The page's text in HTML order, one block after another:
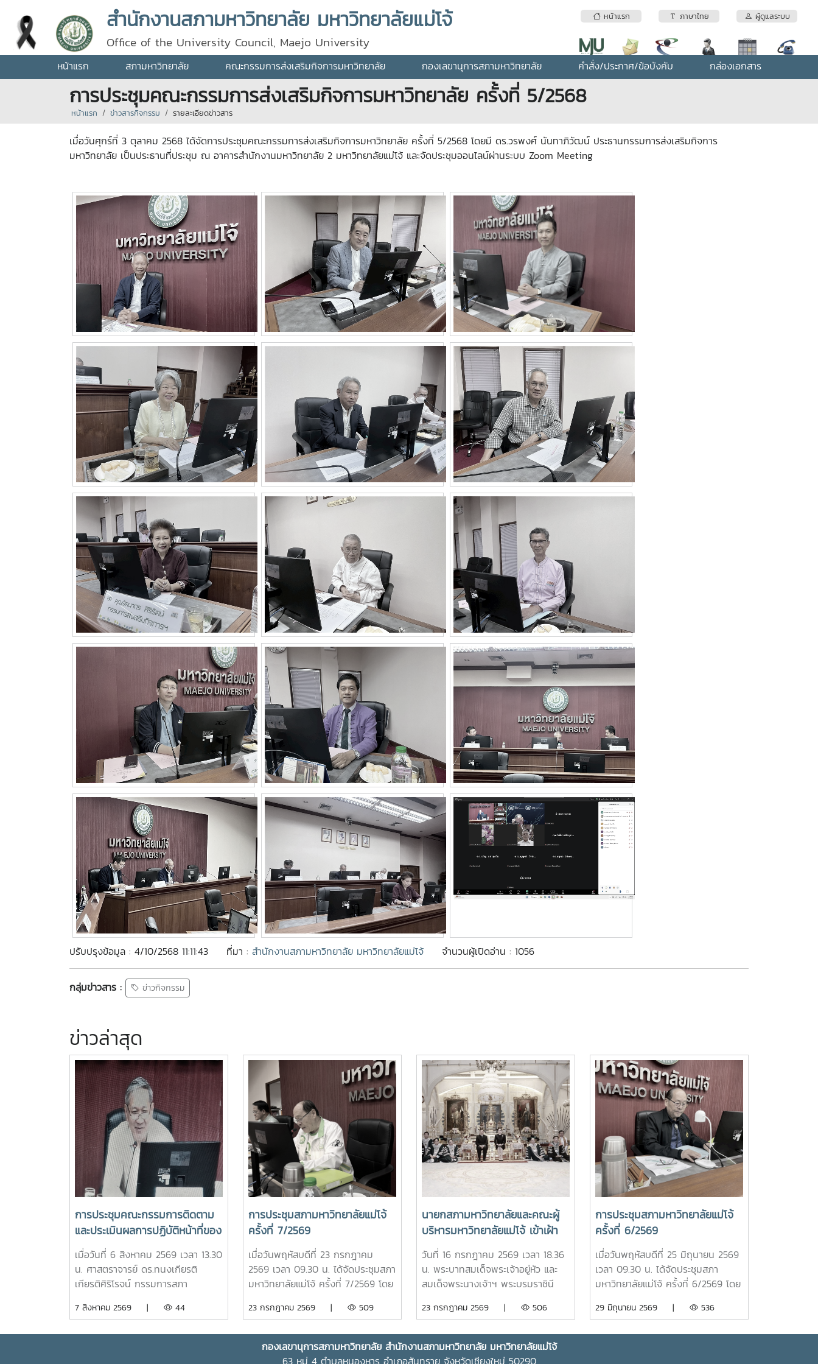
หน้าแรก ภาษาไทย ผู้ดูแลระบบ
สำนักงานสภามหาวิทยาลัย มหาวิทยาลัยแม่โจ้
Office of the University Council, Maejo University
หน้าแรก สภามหาวิทยาลัย คณะกรรมการส่งเสริมกิจการมหาวิทยาลัย กองเลขานุการสภามหาวิทยาลัย คำสั่ง/ประกาศ/ข้อบังคับ กล่องเอกสาร
การประชุมคณะกรรมการส่งเสริมกิจการมหาวิทยาลัย ครั้งที่ 5/2568
หน้าแรก ข่าวสารกิจกรรม รายละเอียดข่าวสาร
เมื่อวันศุกร์ที่ 3 ตุลาคม 2568 ได้จัดการประชุมคณะกรรมการส่งเสริมกิจการมหาวิทยาลัย ครั้งที่ 5/2568 โดยมี ดร.วรพงศ์ นันทาภิวัฒน์ ประธานกรรมการส่งเสริมกิจการ
มหาวิทยาลัย เป็นประธานที่ประชุม ณ อาคารสำนักงานมหาวิทยาลัย 2 มหาวิทยาลัยแม่โจ้ และจัดประชุมออนไลน์ผ่านระบบ Zoom Meeting
ปรับปรุงข้อมูล : 4/10/2568 11:11:43 ที่มา : สำนักงานสภามหาวิทยาลัย มหาวิทยาลัยแม่โจ้ จำนวนผู้เปิดอ่าน : 1056
กลุ่มข่าวสาร : ข่าวกิจกรรม
ข่าวล่าสุด
การประชุมคณะกรรมการติดตาม
และประเมินผลการปฏิบัติหน้าที่ของ
หัวหน้าส่วนงาน ประจำ
ปีงบประมาณ พ.ศ. 2569 ครั้งที่
3/2569
เมื่อวันที่ 6 สิงหาคม 2569 เวลา 13.30
น. ศาสตราจารย์ ดร.ทนงเกียรติ
เกียรติศิริโรจน์ กรรมการสภา
ประธานกรรมการติดตามและประเมิน
7 สิงหาคม 2569 | 44
การประชุมสภามหาวิทยาลัยแม่โจ้
ครั้งที่ 7/2569
เมื่อวันพฤหัสบดีที่ 23 กรกฎาคม
2569 เวลา 09.30 น. ได้จัดประชุมสภา
มหาวิทยาลัยแม่โจ้ ครั้งที่ 7/2569 โดย
นิช นายกสภามหาวิทยาลัยแม่โจ้ เป็น
มหาวิทยาลัย ชั้น 5 อาคารสำนักงาน
มหาวิทยาลัย 2 มหาวิทยาลัยแม่โจ้ และ
23 กรกฎาคม 2569 | 509
นายกสภามหาวิทยาลัยและคณะผู้
บริหารมหาวิทยาลัยแม่โจ้ เข้าเฝ้า
ทูลละอองธุลีพระบาท ทูลเกล้าฯ
ถวายปริญญาดุษฎีบัณฑิต
กิตติมศักดิ์ ครุยวิทยฐานะ และ
ความสำเร็จของมหาวิทยาลัยร่วม
พระเจ้าอยู่หัว และสมเด็จพระนาง
เจ้าฯ พระบรมราชินี
วันที่ 16 กรกฎาคม 2569 เวลา 18.36
น. พระบาทสมเด็จพระเจ้าอยู่หัว และ
สมเด็จพระนางเจ้าฯ พระบรมราชินี
คณะผู้บริหารมหาวิทยาลัยแม่โจ้ เข้าเฝ้า
ปริญญาดุษฎีบัณฑิตกิตติมศักดิ์ ครุย
วิทยฐานะ และผลิตภัณฑ์มงคลที่เป็น
23 กรกฎาคม 2569 | 506
การประชุมสภามหาวิทยาลัยแม่โจ้
ครั้งที่ 6/2569
เมื่อวันพฤหัสบดีที่ 25 มิถุนายน 2569
เวลา 09.30 น. ได้จัดประชุมสภา
มหาวิทยาลัยแม่โจ้ ครั้งที่ 6/2569 โดย
นิช นายกสภามหาวิทยาลัยแม่โจ้ เป็น
29 มิถุนายน 2569 | 536
กองเลขานุการสภามหาวิทยาลัย สำนักงานสภามหาวิทยาลัย มหาวิทยาลัยแม่โจ้